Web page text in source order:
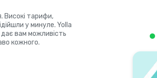
Високі тарифи,
у минуле. Yolla
дає вам можливість
кожного.